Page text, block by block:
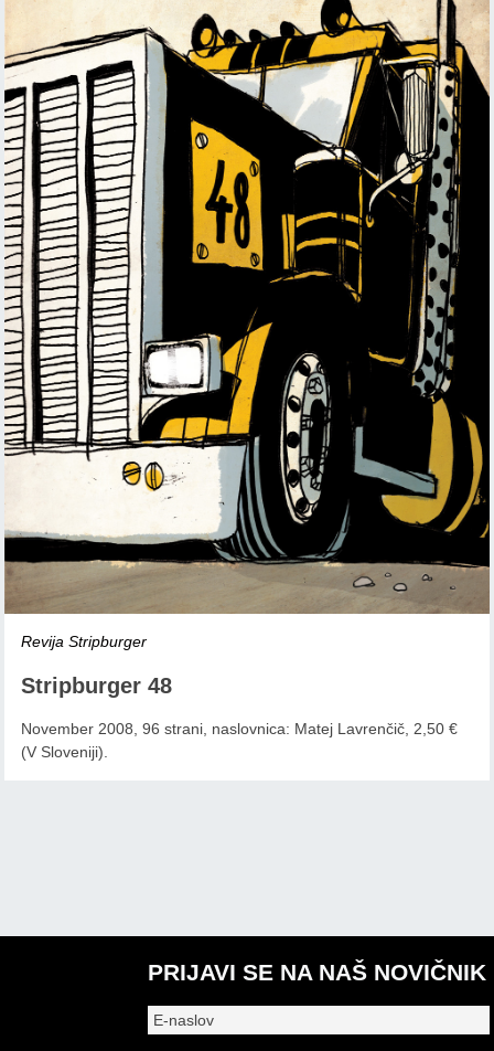
Revija Stripburger
Stripburger 48
November 2008, 96 strani, naslovnica: Matej Lavrenčič, 2,50 €
(V Sloveniji).
PRIJAVI SE NA NAŠ NOVIČNIK